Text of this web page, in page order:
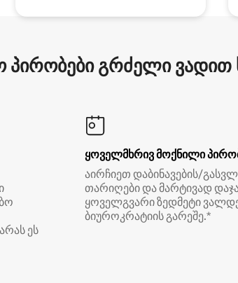
გრძელი ვადით
ეს
ყოველმხრივ მოქნილი
აირჩიეთ დაბინავების/
თარიღები და მარტივად
ყოველგვარი ზედმეტი
ბიუროკრატიის გარეშე.*